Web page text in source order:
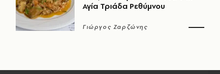
Αγία Τριάδα Ρεθύμνου
Γιώργος Ζαρζώνης